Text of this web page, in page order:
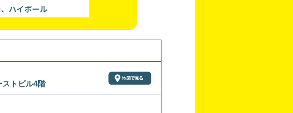
ハイボール
ストビル4階